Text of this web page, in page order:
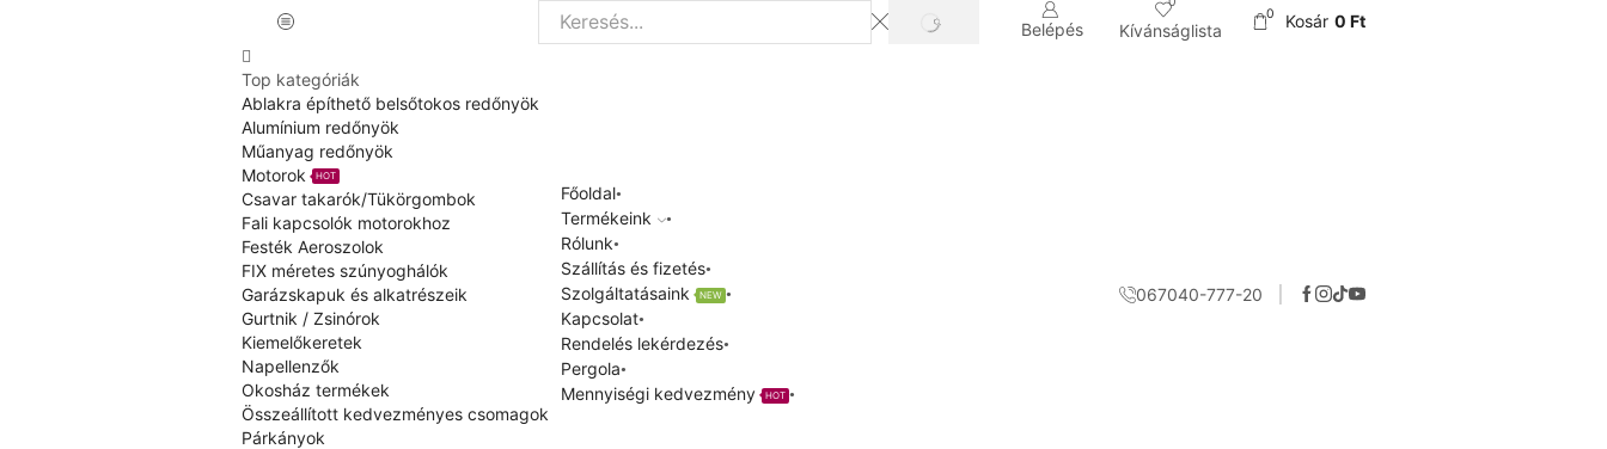
Search
SEARCH Belépés Kívánságlista
0 Kosár 0 Ft
Top kategóriák
Ablakra építhető belsőtokos redőnyök
Alumínium redőnyök
Műanyag redőnyök
Motorok
HOT
Csavar takarók/Tükörgombok
Fali kapcsolók motorokhoz
Festék Aeroszolok
FIX méretes szúnyoghálók
Garázskapuk és alkatrészeik
Gurtnik / Zsinórok
Kiemelőkeretek
Napellenzők
Okosház termékek
Összeállított kedvezményes csomagok
Párkányok
Főoldal
Termékeink
Rólunk
Szállítás és fizetés
Szolgáltatásaink
NEW
Kapcsolat
Rendelés lekérdezés
Pergola
Mennyiségi kedvezmény
HOT
067040-777-20